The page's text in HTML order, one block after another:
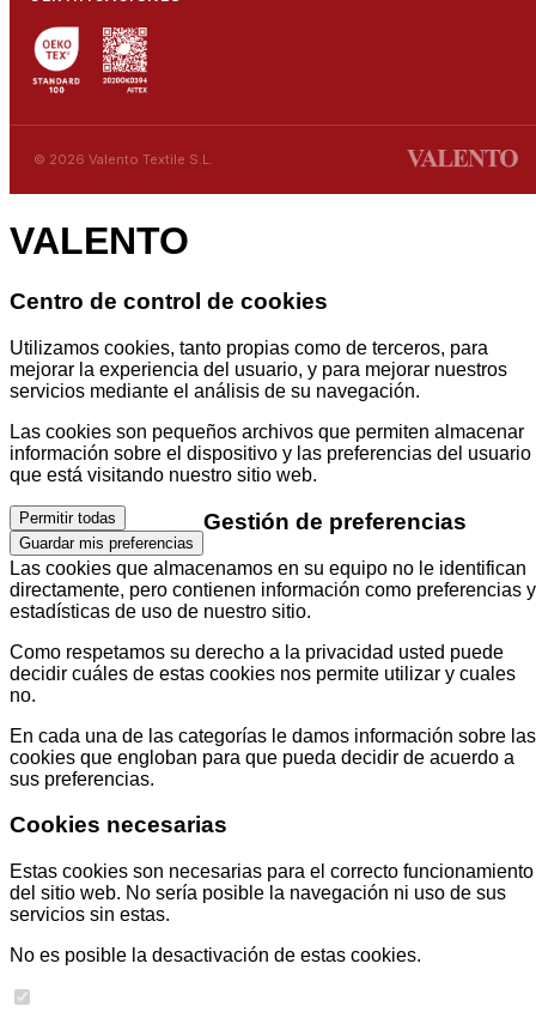
© 2026 Valento Textile S.L.
VALENTO
Centro de control de cookies
Utilizamos cookies, tanto propias como de terceros, para
mejorar la experiencia del usuario, y para mejorar nuestros
servicios mediante el análisis de su navegación.
Las cookies son pequeños archivos que permiten almacenar
información sobre el dispositivo y las preferencias del usuario
que está visitando nuestro sitio web.
Permitir todas
Guardar mis preferencias
Gestión de preferencias
Las cookies que almacenamos en su equipo no le identifican
directamente, pero contienen información como preferencias y
estadísticas de uso de nuestro sitio.
Como respetamos su derecho a la privacidad usted puede
decidir cuáles de estas cookies nos permite utilizar y cuales
no.
En cada una de las categorías le damos información sobre las
cookies que engloban para que pueda decidir de acuerdo a
sus preferencias.
Cookies necesarias
Estas cookies son necesarias para el correcto funcionamiento
del sitio web. No sería posible la navegación ni uso de sus
servicios sin estas.
No es posible la desactivación de estas cookies.